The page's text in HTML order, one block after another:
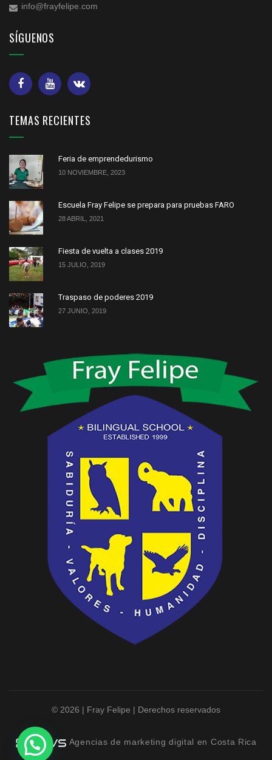
info@frayfelipe.com
SÍGUENOS
TEMAS RECIENTES
Feria de emprendedurismo
10 NOVIEMBRE, 2023
Escuela Fray Felipe se prepara para pruebas FARO
28 ABRIL, 2021
Fiesta de vuelta a clases 2019
15 JULIO, 2019
Traspaso de poderes 2019
27 JUNIO, 2019
© 2026 | Fray Felipe | Derechos reservados
Agencias de marketing digital en Costa Rica